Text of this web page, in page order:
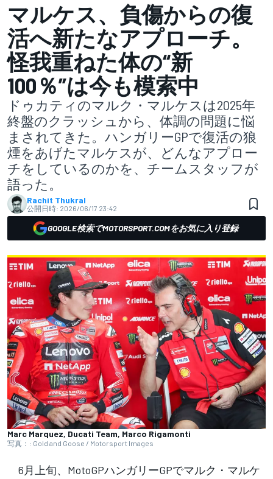
マルケス、負傷からの復
活へ新たなアプローチ。
怪我重ねた体の“新
100％”は今も模索中
ドゥカティのマルク・マルケスは2025年
終盤のクラッシュから、体調の問題に悩
まされてきた。ハンガリーGPで復活の狼
煙をあげたマルケスが、どんなアプロー
チをしているのかを、チームスタッフが
語った。
Rachit Thukral
公開日時: 2026/06/17 23:42
GOOGLE検索でMOTORSPORT.COMをお気に入り登録
Marc Marquez, Ducati Team, Marco Rigamonti
写真：: Gold and Goose / Motorsport Images
6月上旬、MotoGPハンガリーGPでマルク・マルケ